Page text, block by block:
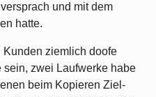
und mit dem
hatte.
Kunden ziemlich doofe
zwei Laufwerke habe
beim Kopieren Ziel-